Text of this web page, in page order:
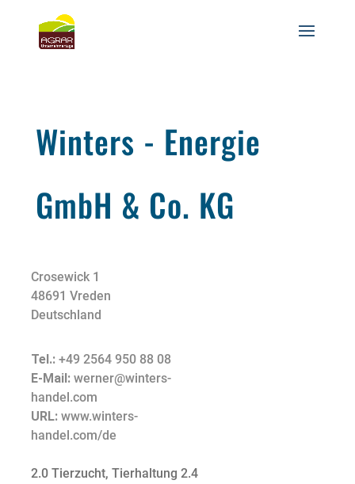
Winters - Energie
GmbH & Co. KG
Crosewick 1
48691 Vreden
Deutschland
Tel.: +49 2564 950 88 08
E-Mail: werner@winters-
handel.com
URL: www.winters-
handel.com/de
2.0 Tierzucht, Tierhaltung 2.4